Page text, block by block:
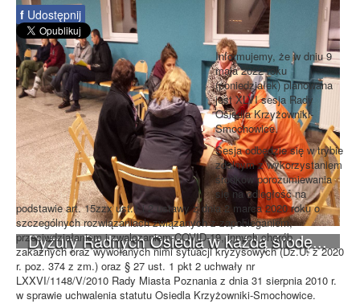
Dyżury Radnych Osiedla w każdą środę...
f Udostępnij
Informujemy, że w dniu 9
maja 2022 roku
(poniedziałek) planowana
jest XLVI sesja Rady
Osiedla Krzyżowniki-
Smochowice.
Sesja odbędzie się w trybie
zdalnym z wykorzystaniem
środków porozumiewania
się na odległość na
podstawie art. 15zzx ust.1 i 2 ustawy z dnia 2 marca 2020 roku o
szczególnych rozwiązaniach związanych z zapobieganiem,
przeciwdziałaniem i zwalczaniem COVID-19, innych chorób
zakaźnych oraz wywołanych nimi sytuacji kryzysowych (Dz.U. z 2020
r. poz. 374 z zm.) oraz § 27 ust. 1 pkt 2 uchwały nr
LXXVI/1148/V/2010 Rady Miasta Poznania z dnia 31 sierpnia 2010 r.
w sprawie uchwalenia statutu Osiedla Krzyżowniki-Smochowice.